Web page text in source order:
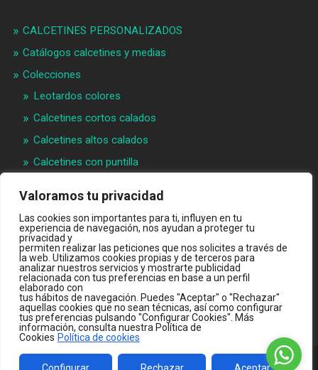
Valoramos tu privacidad
Las cookies son importantes para ti, influyen en tu
experiencia de navegación, nos ayudan a proteger tu
privacidad y
permiten realizar las peticiones que nos solicites a través de
la web. Utilizamos cookies propias y de terceros para
analizar nuestros servicios y mostrarte publicidad
relacionada con tus preferencias en base a un perfil
elaborado con
tus hábitos de navegación. Puedes "Aceptar" o "Rechazar"
aquellas cookies que no sean técnicas, así como configurar
tus preferencias pulsando "Configurar Cookies". Más
información, consulta nuestra Política de
Cookies Política de cookies
CALCETINES PERSONALIZADOS
Catálogos calcetines y medias
Colecciones
Leotardos colores
Calcetines cortos calados
Calcetines altos calados
Calcetines con puntilla
Materias primeras
Videos
Quiénes somos
Contacto
INTRANET B2B
TIENDA ONLINE